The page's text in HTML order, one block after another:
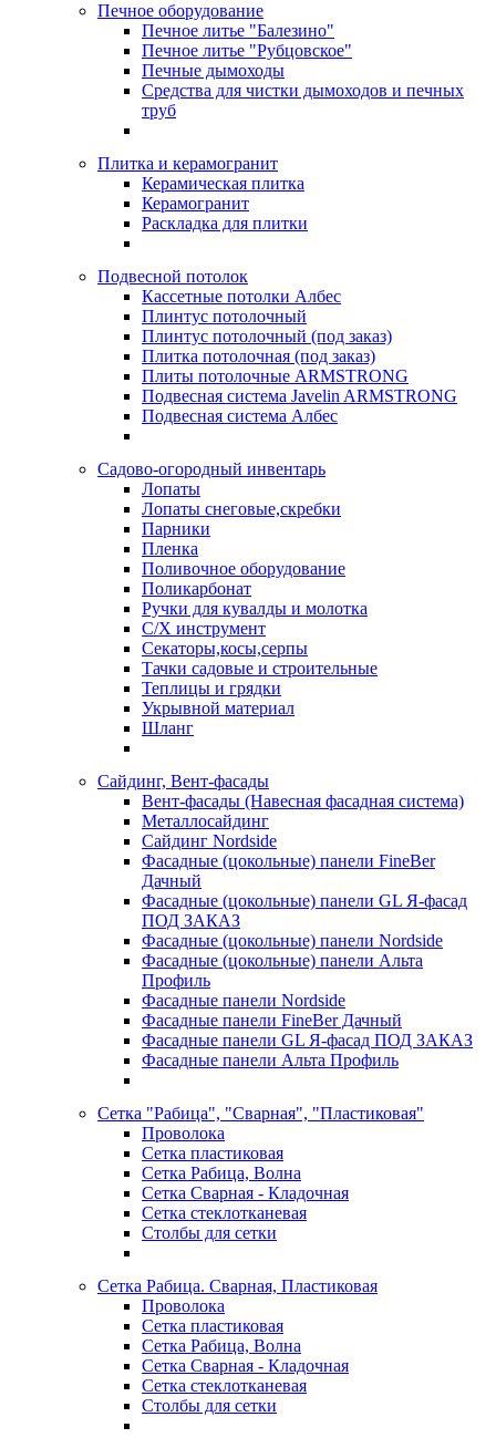
Печное оборудование
Печное литье "Балезино"
Печное литье "Рубцовское"
Печные дымоходы
Средства для чистки дымоходов и печных
труб
Плитка и керамогранит
Керамическая плитка
Керамогранит
Раскладка для плитки
Подвесной потолок
Кассетные потолки Албес
Плинтус потолочный
Плинтус потолочный (под заказ)
Плитка потолочная (под заказ)
Плиты потолочные ARMSTRONG
Подвесная система Javelin ARMSTRONG
Подвесная система Албес
Садово-огородный инвентарь
Лопаты
Лопаты снеговые,скребки
Парники
Пленка
Поливочное оборудование
Поликарбонат
Ручки для кувалды и молотка
С/Х инструмент
Секаторы,косы,серпы
Тачки садовые и строительные
Теплицы и грядки
Укрывной материал
Шланг
Сайдинг, Вент-фасады
Вент-фасады (Навесная фасадная система)
Металлосайдинг
Сайдинг Nordside
Фасадные (цокольные) панели FineBer
Дачный
Фасадные (цокольные) панели GL Я-фасад
ПОД ЗАКАЗ
Фасадные (цокольные) панели Nordside
Фасадные (цокольные) панели Альта
Профиль
Фасадные панели Nordside
Фасадные панели FineBer Дачный
Фасадные панели GL Я-фасад ПОД ЗАКАЗ
Фасадные панели Альта Профиль
Сетка "Рабица", "Сварная", "Пластиковая"
Проволока
Сетка пластиковая
Сетка Рабица, Волна
Сетка Сварная - Кладочная
Сетка стеклотканевая
Столбы для сетки
Сетка Рабица. Сварная, Пластиковая
Проволока
Сетка пластиковая
Сетка Рабица, Волна
Сетка Сварная - Кладочная
Сетка стеклотканевая
Столбы для сетки